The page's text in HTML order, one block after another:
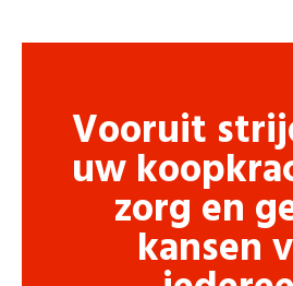
Vooruit
uw
zorg en
kansen